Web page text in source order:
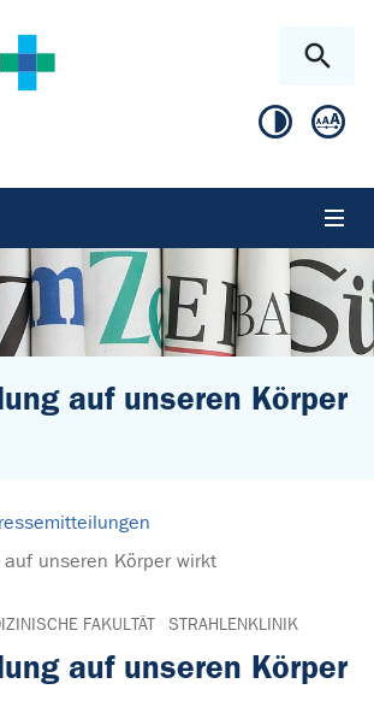
auf unseren Körper
auf unseren Körper wirkt
FAKULTÄT STRAHLENKLINIK
auf unseren Körper